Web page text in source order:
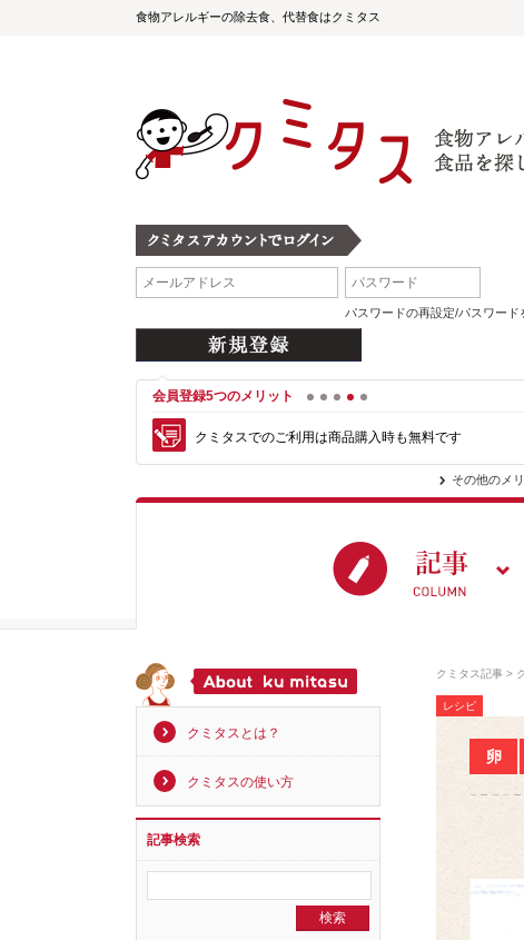
食物アレルギーの除去食、代替食はクミタス
パスワードの再設定/パスワード
会員登録5つのメリット 1 2 3 4
クミタスでのご利用は商品購入時も無料です
その他のメ
クミタス記事
レシピ
卵
クミタスとは？
クミタスの使い方
記事検索